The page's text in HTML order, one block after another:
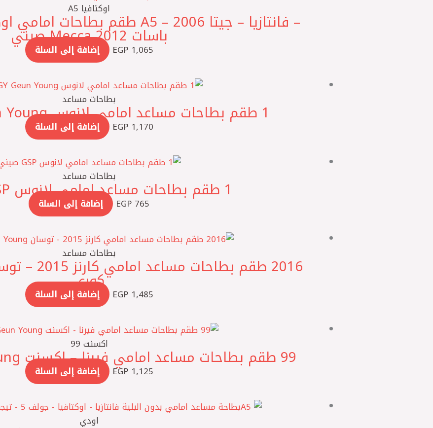
اوكتافيا A5
باسات 2012 Mecca صيني
EGP1,065 إضافة إلى السلة
بطاحات مساعد
‎1 طقم بطاحات مساعد امامي لانوس GY Geun Young كوري
EGP1,170 إضافة إلى السلة
بطاحات مساعد
1‎ طقم بطاحات مساعد امامي لانوس GSP صيني
EGP 765 إضافة إلى السلة
بطاحات مساعد
كوري
EGP1,485 إضافة إلى السلة
اكسنت 99
99‎‎ طقم بطاحات مساعد امامي فيرنا – اكسنت GY Geun Young كوري
EGP1,125 إضافة إلى السلة
اودي